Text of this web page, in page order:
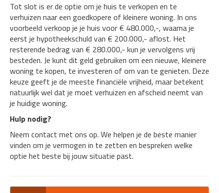
Tot slot is er de optie om je huis te verkopen en te
verhuizen naar een goedkopere of kleinere woning. In ons
voorbeeld verkoop je je huis voor € 480.000,-, waarna je
eerst je hypotheekschuld van € 200.000,- aflost. Het
resterende bedrag van € 280.000,- kun je vervolgens vrij
besteden. Je kunt dit geld gebruiken om een nieuwe, kleinere
woning te kopen, te investeren of om van te genieten. Deze
keuze geeft je de meeste financiële vrijheid, maar betekent
natuurlijk wel dat je moet verhuizen en afscheid neemt van
je huidige woning.
Hulp nodig?
Neem contact met ons op. We helpen je de beste manier
vinden om je vermogen in te zetten en bespreken welke
optie het beste bij jouw situatie past.